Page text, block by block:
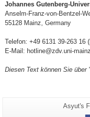
Johannes Gutenberg-
Anselm-Franz-von-Bentzel-
55128 Mainz, Germany
Telefon: +49 6131 39-263 16
E-Mail: hotline@zdv.uni-
Diesen Text können Sie über
Seiten-
Asyut's